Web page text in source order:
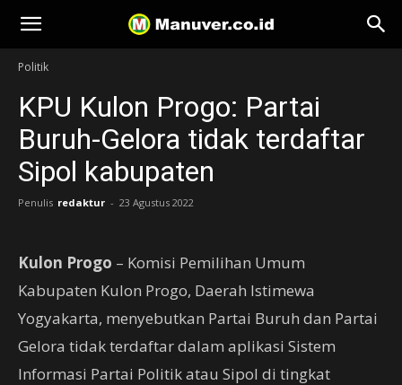
Manuver
Politik
KPU Kulon Progo: Partai
Buruh-Gelora tidak terdaftar
Sipol kabupaten
Penulis redaktur - 23 Agustus 2022
Kulon Progo – Komisi Pemilihan Umum
Kabupaten Kulon Progo, Daerah Istimewa
Yogyakarta, menyebutkan Partai Buruh dan Partai
Gelora tidak terdaftar dalam aplikasi Sistem
Informasi Partai Politik atau Sipol di tingkat